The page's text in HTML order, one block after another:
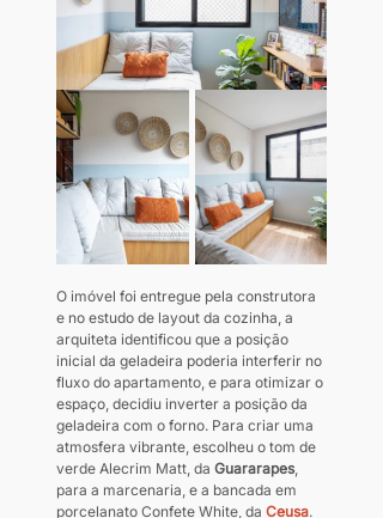
O imóvel foi entregue pela construtora
e no estudo de layout da cozinha, a
arquiteta identificou que a posição
inicial da geladeira poderia interferir no
fluxo do apartamento, e para otimizar o
espaço, decidiu inverter a posição da
geladeira com o forno. Para criar uma
atmosfera vibrante, escolheu o tom de
verde Alecrim Matt, da Guararapes,
para a marcenaria, e a bancada em
porcelanato Confete White, da Ceusa.